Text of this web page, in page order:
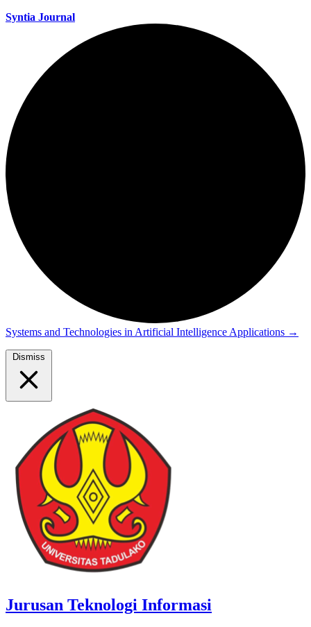
Syntia Journal
Systems and Technologies in Artificial Intelligence Applications →
Dismiss
Jurusan Teknologi Informasi